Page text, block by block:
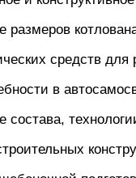
размеров
средств для
в
состава,